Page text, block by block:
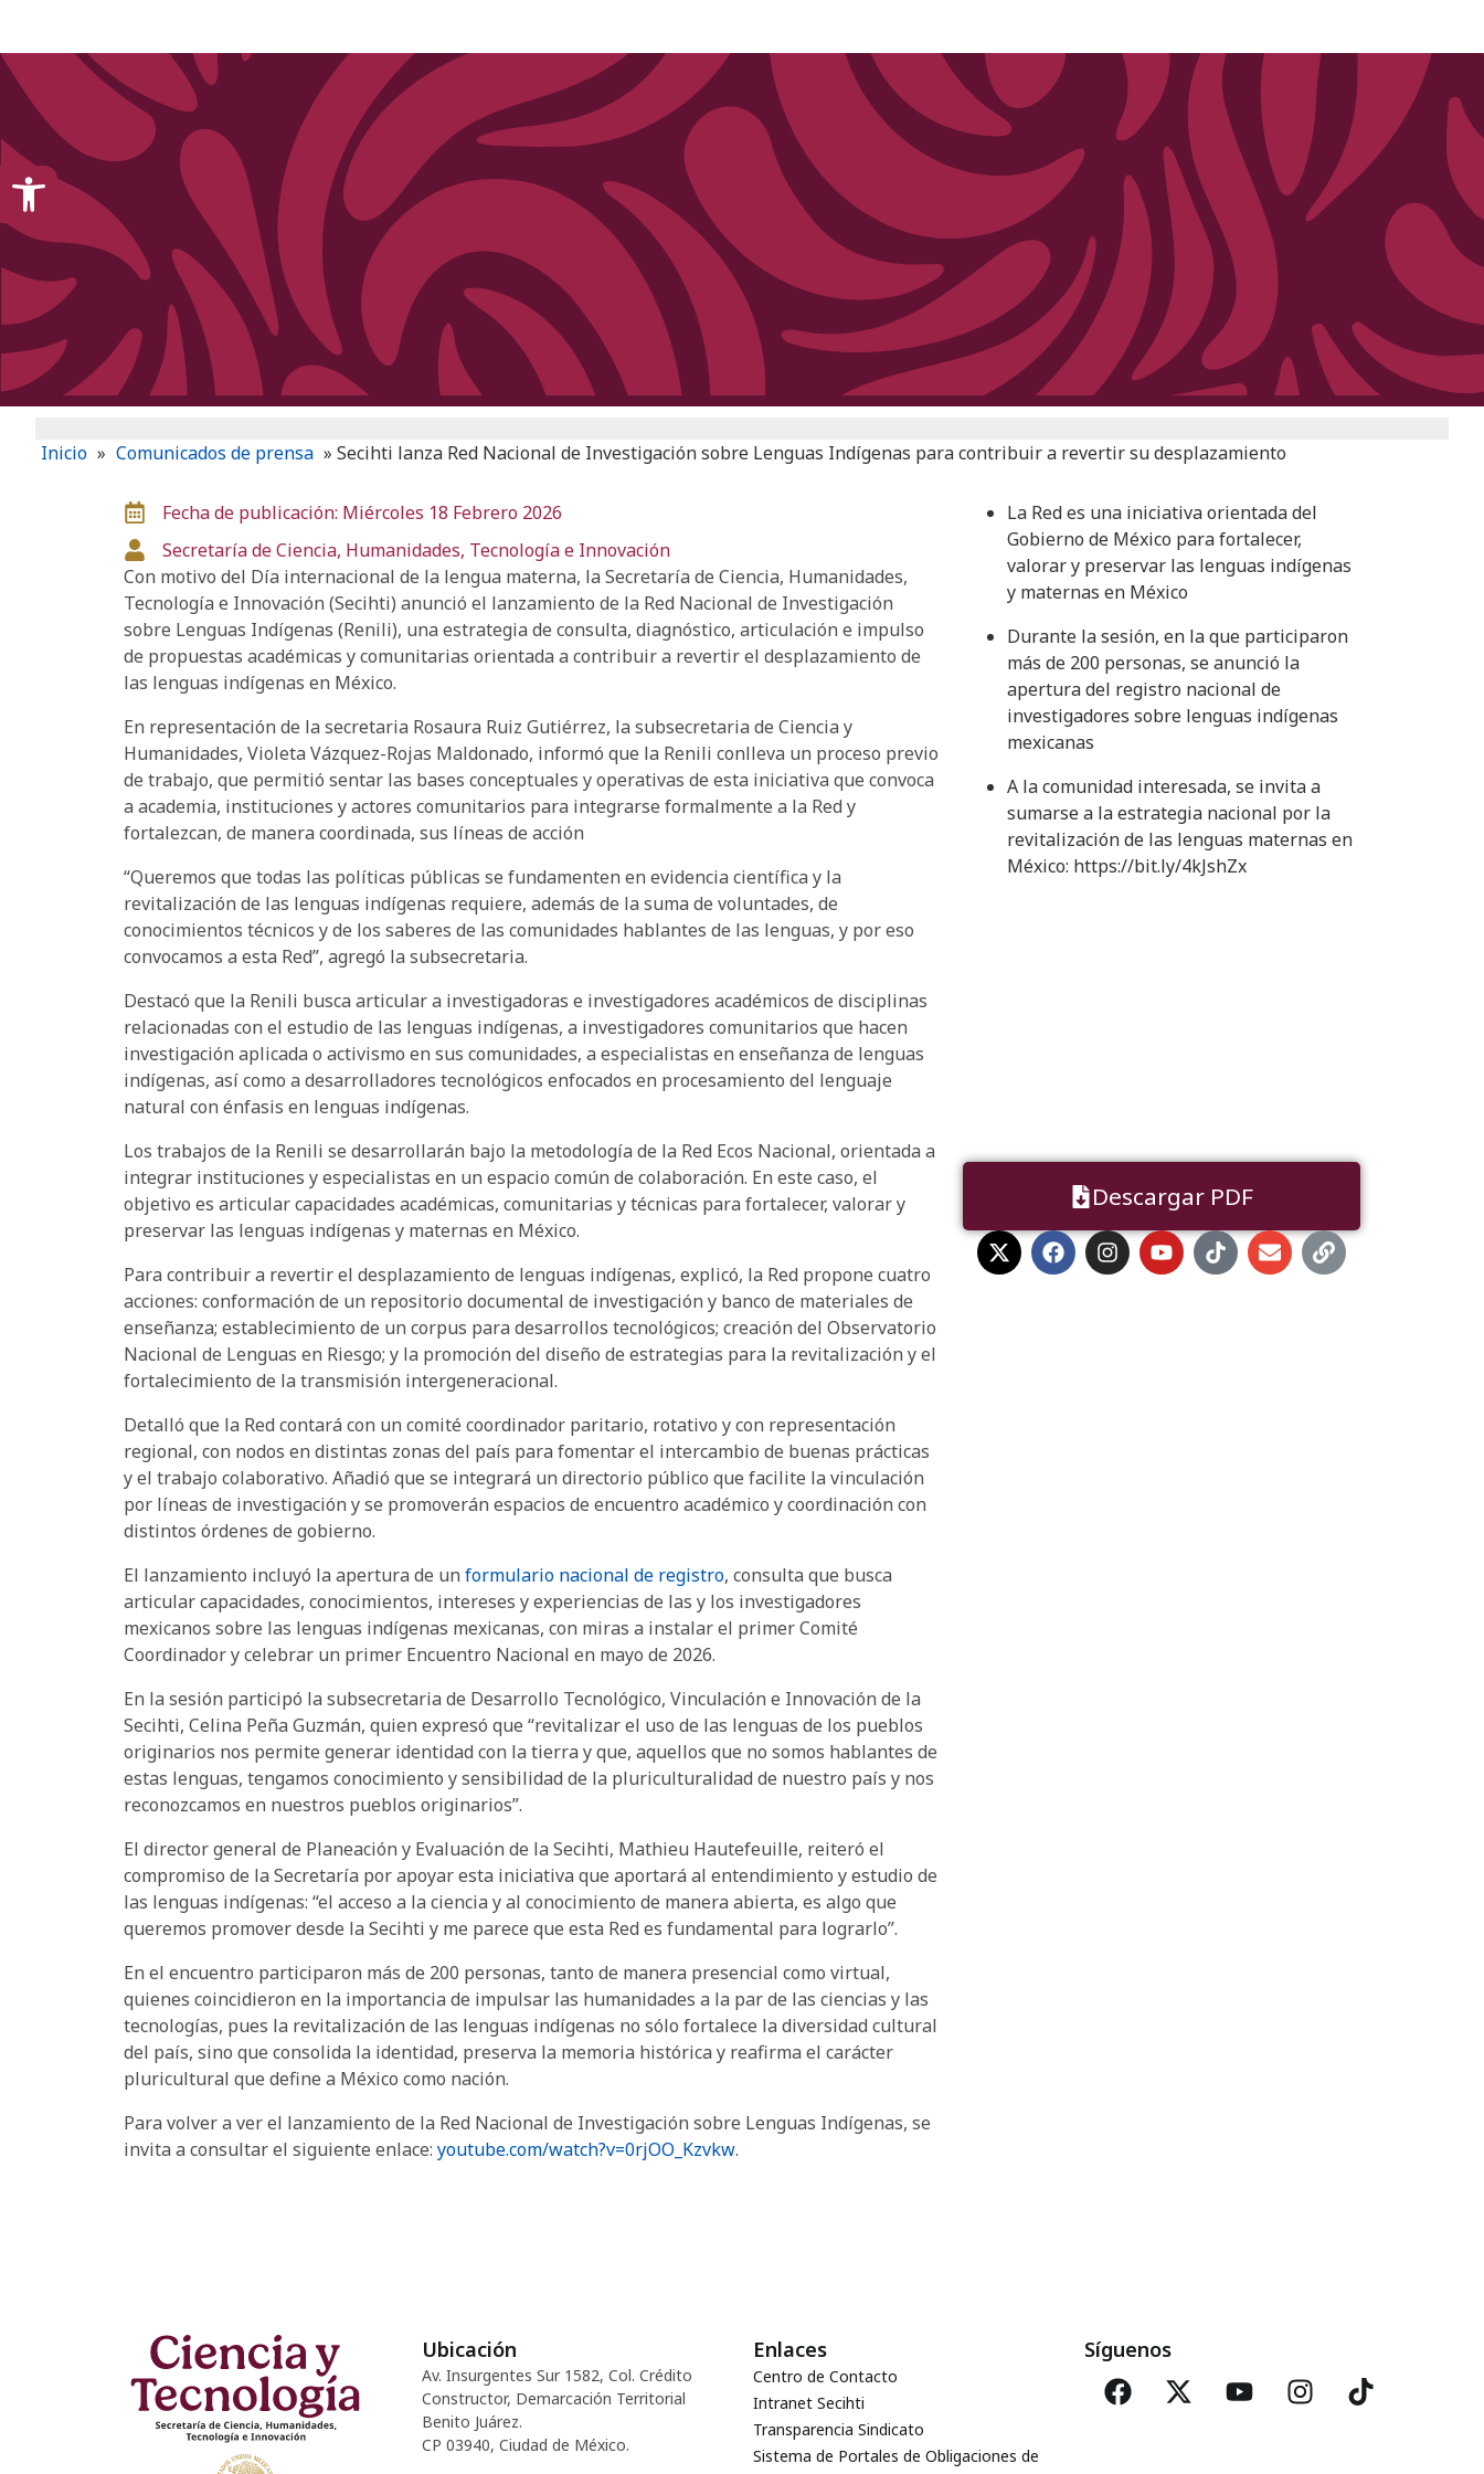
Inicio » Comunicados de prensa » Secihti lanza Red Nacional de Investigación sobre Lenguas Indígenas para contribuir a revertir su desplazamiento
Fecha de publicación: Miércoles 18 Febrero 2026
Secretaría de Ciencia, Humanidades, Tecnología e Innovación
Con motivo del Día internacional de la lengua materna, la Secretaría de Ciencia, Humanidades,
Tecnología e Innovación (Secihti) anunció el lanzamiento de la Red Nacional de Investigación
sobre Lenguas Indígenas (Renili), una estrategia de consulta, diagnóstico, articulación e impulso
de propuestas académicas y comunitarias orientada a contribuir a revertir el desplazamiento de
las lenguas indígenas en México.
En representación de la secretaria Rosaura Ruiz Gutiérrez, la subsecretaria de Ciencia y
Humanidades, Violeta Vázquez-Rojas Maldonado, informó que la Renili conlleva un proceso previo
de trabajo, que permitió sentar las bases conceptuales y operativas de esta iniciativa que convoca
a academia, instituciones y actores comunitarios para integrarse formalmente a la Red y
fortalezcan, de manera coordinada, sus líneas de acción
“Queremos que todas las políticas públicas se fundamenten en evidencia científica y la
revitalización de las lenguas indígenas requiere, además de la suma de voluntades, de
conocimientos técnicos y de los saberes de las comunidades hablantes de las lenguas, y por eso
convocamos a esta Red”, agregó la subsecretaria.
Destacó que la Renili busca articular a investigadoras e investigadores académicos de disciplinas
relacionadas con el estudio de las lenguas indígenas, a investigadores comunitarios que hacen
investigación aplicada o activismo en sus comunidades, a especialistas en enseñanza de lenguas
indígenas, así como a desarrolladores tecnológicos enfocados en procesamiento del lenguaje
natural con énfasis en lenguas indígenas.
Los trabajos de la Renili se desarrollarán bajo la metodología de la Red Ecos Nacional, orientada a
integrar instituciones y especialistas en un espacio común de colaboración. En este caso, el
objetivo es articular capacidades académicas, comunitarias y técnicas para fortalecer, valorar y
preservar las lenguas indígenas y maternas en México.
Para contribuir a revertir el desplazamiento de lenguas indígenas, explicó, la Red propone cuatro
acciones: conformación de un repositorio documental de investigación y banco de materiales de
enseñanza; establecimiento de un corpus para desarrollos tecnológicos; creación del Observatorio
Nacional de Lenguas en Riesgo; y la promoción del diseño de estrategias para la revitalización y el
fortalecimiento de la transmisión intergeneracional.
Detalló que la Red contará con un comité coordinador paritario, rotativo y con representación
regional, con nodos en distintas zonas del país para fomentar el intercambio de buenas prácticas
y el trabajo colaborativo. Añadió que se integrará un directorio público que facilite la vinculación
por líneas de investigación y se promoverán espacios de encuentro académico y coordinación con
distintos órdenes de gobierno.
El lanzamiento incluyó la apertura de un formulario nacional de registro, consulta que busca
articular capacidades, conocimientos, intereses y experiencias de las y los investigadores
mexicanos sobre las lenguas indígenas mexicanas, con miras a instalar el primer Comité
Coordinador y celebrar un primer Encuentro Nacional en mayo de 2026.
En la sesión participó la subsecretaria de Desarrollo Tecnológico, Vinculación e Innovación de la
Secihti, Celina Peña Guzmán, quien expresó que “revitalizar el uso de las lenguas de los pueblos
originarios nos permite generar identidad con la tierra y que, aquellos que no somos hablantes de
estas lenguas, tengamos conocimiento y sensibilidad de la pluriculturalidad de nuestro país y nos
reconozcamos en nuestros pueblos originarios”.
El director general de Planeación y Evaluación de la Secihti, Mathieu Hautefeuille, reiteró el
compromiso de la Secretaría por apoyar esta iniciativa que aportará al entendimiento y estudio de
las lenguas indígenas: “el acceso a la ciencia y al conocimiento de manera abierta, es algo que
queremos promover desde la Secihti y me parece que esta Red es fundamental para lograrlo”.
En el encuentro participaron más de 200 personas, tanto de manera presencial como virtual,
quienes coincidieron en la importancia de impulsar las humanidades a la par de las ciencias y las
tecnologías, pues la revitalización de las lenguas indígenas no sólo fortalece la diversidad cultural
del país, sino que consolida la identidad, preserva la memoria histórica y reafirma el carácter
pluricultural que define a México como nación.
Para volver a ver el lanzamiento de la Red Nacional de Investigación sobre Lenguas Indígenas, se
invita a consultar el siguiente enlace: youtube.com/watch?v=0rjOO_Kzvkw.
La Red es una iniciativa orientada del
Gobierno de México para fortalecer,
valorar y preservar las lenguas indígenas
y maternas en México
Durante la sesión, en la que participaron
más de 200 personas, se anunció la
apertura del registro nacional de
investigadores sobre lenguas indígenas
mexicanas
A la comunidad interesada, se invita a
sumarse a la estrategia nacional por la
revitalización de las lenguas maternas en
México: https://bit.ly/4kJshZx
Descargar PDF
Ubicación
Av. Insurgentes Sur 1582, Col. Crédito
Constructor, Demarcación Territorial
Benito Juárez.
CP 03940, Ciudad de México.
Enlaces
Centro de Contacto
Intranet Secihti
Transparencia Sindicato
Sistema de Portales de Obligaciones de
Síguenos
Open toolbar